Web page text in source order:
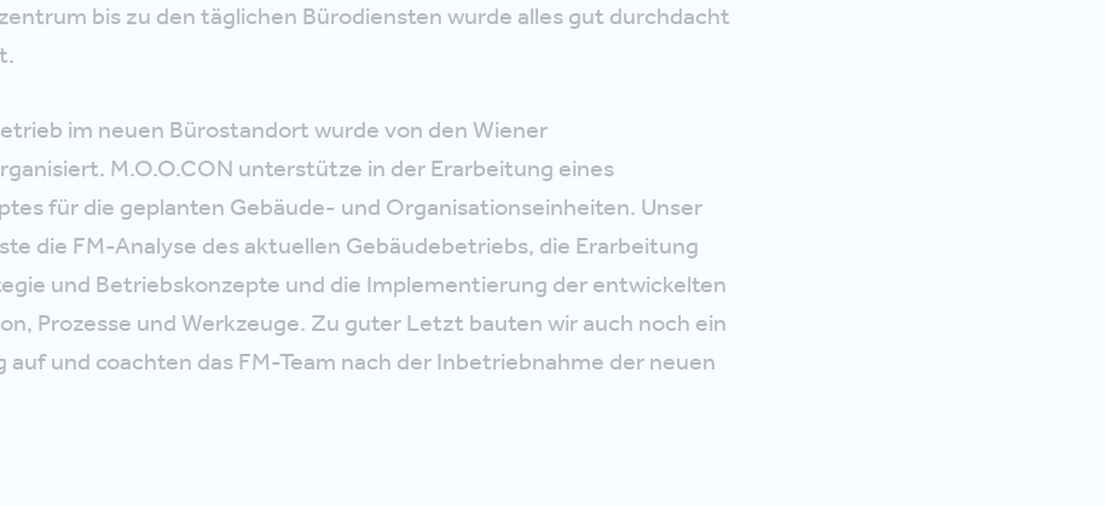
bis zu den täglichen Bürodiensten wurde alles gut durchdacht
im neuen Bürostandort wurde von den Wiener
M.O.O.CON unterstütze in der Erarbeitung eines
für die geplanten Gebäude- und Organisationseinheiten. Unser
die FM-Analyse des aktuellen Gebäudebetriebs, die Erarbeitung
und Betriebskonzepte und die Implementierung der entwickelten
Prozesse und Werkzeuge. Zu guter Letzt bauten wir auch noch ein
und coachten das FM-Team nach der Inbetriebnahme der neuen